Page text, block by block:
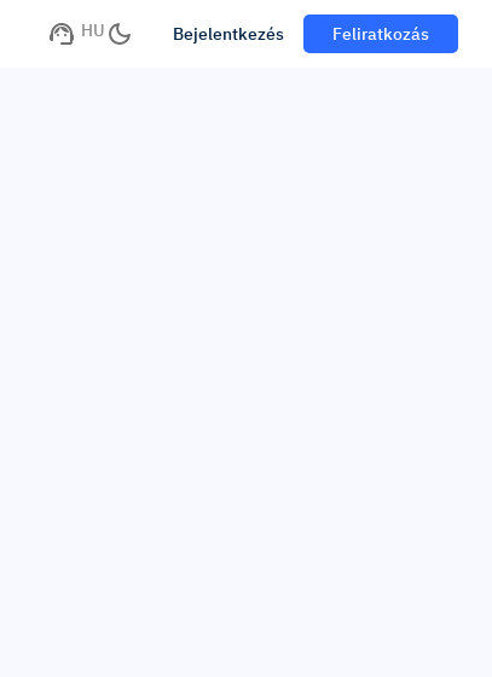
HU Bejelentkezés Feliratkozás